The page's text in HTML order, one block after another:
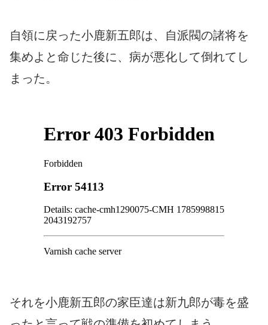
自領に戻った小鹿新五郎は、自派閥の諸将を
集めよと命じた後に、病が悪化して倒れてし
まった。
それを小鹿新五郎の家臣達は新九郎が毒を盛